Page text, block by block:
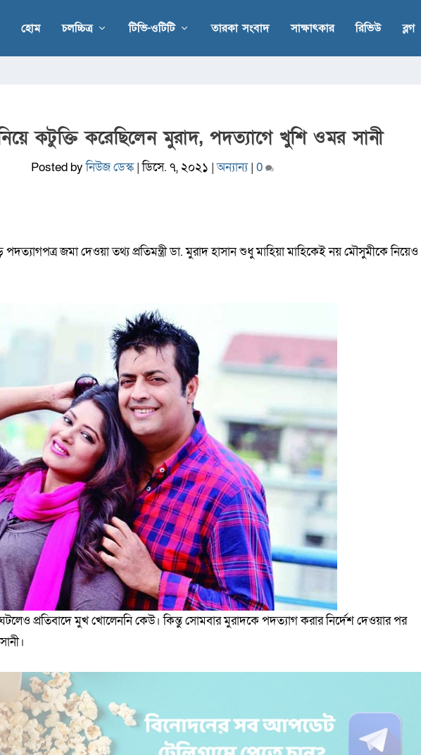
হোম চলচ্চিত্র টিভি-ওটিটি তারকা সংবাদ সাক্ষাৎকার রিভিউ ব্লগ
কটুক্তি করেছিলেন মুরাদ, পদত্যাগে খুশি ওমর সানী
Posted byনিউজ ডেস্ক|ডিসে. ৭, ২০২১ |অন্যান্য|0
পদত্যাগপত্র জমা দেওয়া তথ্য প্রতিমন্ত্রী ডা. মুরাদ হাসান শুধু মাহিয়া মাহিকেই নয় মৌসুমীকে নিয়েও
প্রতিবাদে মুখ খোলেননি কেউ। কিন্তু সোমবার মুরাদকে পদত্যাগ করার নির্দেশ দেওয়ার পর